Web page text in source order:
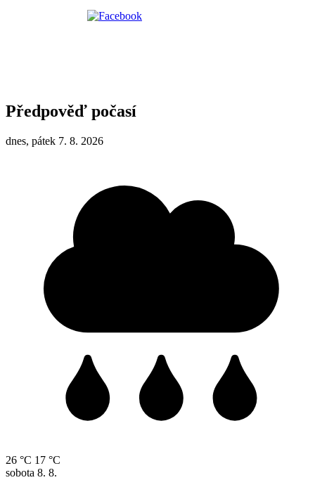
Předpověď počasí
dnes, pátek 7. 8. 2026
26 °C 17 °C
sobota 8. 8.